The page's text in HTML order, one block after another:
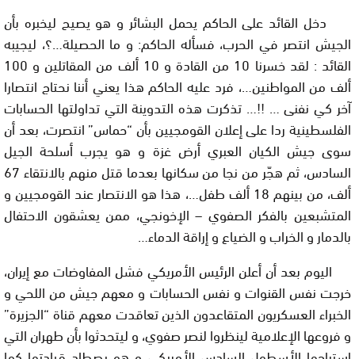
دخل القائد على الحاكم يحمل البشائر و هو يصيح ليخبره بأن
الجيش انتصر في الحرب، فسأله الحاكم: و ما الحصيلة…؟، ليجيبه
القائد : لقد خسرنا 10 من القادة و 10 ألف من المقاتلين و 100
ألف من المواطنين…، فرد عليه الحاكم هذا يعني أننا نحتاج انتصارا
آخر كي نفنى … !!… تذكرت هذه التدوينة التي تداولتها الحسابات
الفلسطينية ردا على إعلان القومجيين بأن “حماس” انتصرت، بعد أن
سوى جيش الكيان العبري أرض غزة و هو يجرب أسلحة الجيل
السادس، ثم هجّر من نجا من سكانها بعدما قتل منهم بالانتقاء 67
ألف، من بينهم 18 ألف طفل…، هذا هو الانتصار عند القومجيين و
المتشبعين بالفكر الصفوي – الإخونجي، ممن يعشقون الاحتفال
بالدمار و الخراب و الضياع و إراقة الدماء…
اليوم بعد أن أعلن الرئيس الأمريكي فشل المفاوضات مع إيران،
خرجت نفس القنوات و نفس الحسابات و معهم جيش من اللحيو
الخبراء العسكريون المتقاعدون الذين تعاقدت معهم قناة “الجزيرة”
و فروعها الإعلامية لينظروا لنصر صفوي، و ليتحدثوا بأن طهران التي